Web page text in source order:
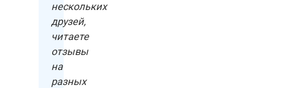
нескольких
друзей,
читаете
отзывы
на
разных